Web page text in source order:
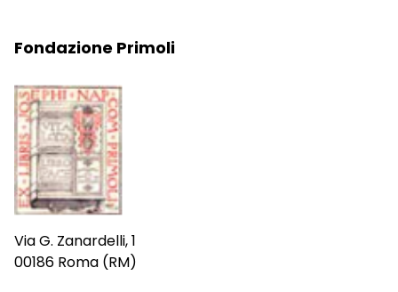
Fondazione Primoli
Via G. Zanardelli, 1
00186 Roma (RM)